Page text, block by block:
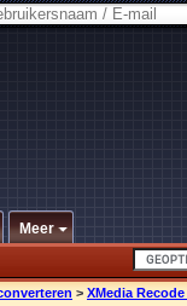
Meer
> XMedia